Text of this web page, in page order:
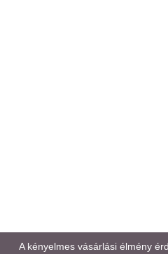
A kényelmes vásárlási élmény